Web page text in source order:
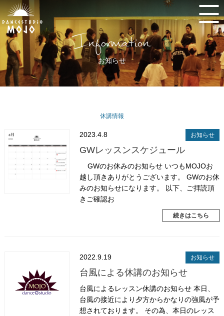
Information
お知らせ
休講情報
2023.4.8 お知らせ
GWレッスンスケジュール
GWのお休みのお知らせ いつもMOJOお
越し頂きありがとうございます。 GWのお休
みのお知らせになります。 以下、ご拝読頂
きご確認お
続きはこちら
2022.9.19 お知らせ
台風による休講のお知らせ
台風によるレッスン休講のお知らせ 本日、
台風の接近により夕方からかなりの強風が予
想されております。 その為、本日のレッス